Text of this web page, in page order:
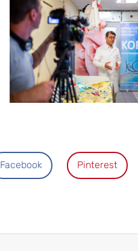
Facebook Pinterest